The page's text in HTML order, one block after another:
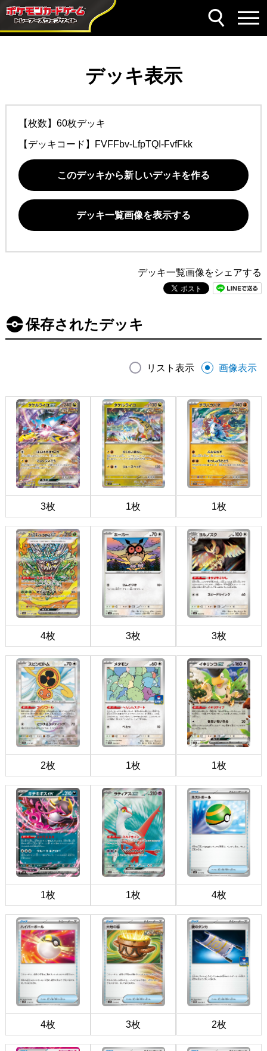
デッキ表示
【枚数】60枚デッキ
【デッキコード】 FVFFbv-LfpTQI-FvfFkk
このデッキから新しいデッキを作る
デッキ一覧画像を表示する
デッキ一覧画像をシェアする
保存されたデッキ
リスト表示 画像表示
3枚 1枚 1枚
4枚 3枚 3枚
2枚 1枚 1枚
1枚 1枚 4枚
4枚 3枚 2枚